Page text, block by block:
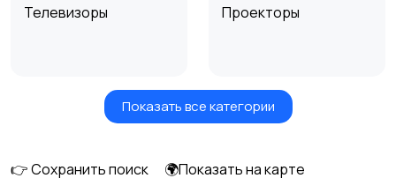
Телевизоры Проекторы
Акустика, колонки,
Домашние
Показать все категории
👉 Сохранить поиск
🌍Показать на карте